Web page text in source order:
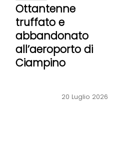
Ottantenne
truffato e
abbandonato
all’aeroporto di
Ciampino
20 Luglio 2026